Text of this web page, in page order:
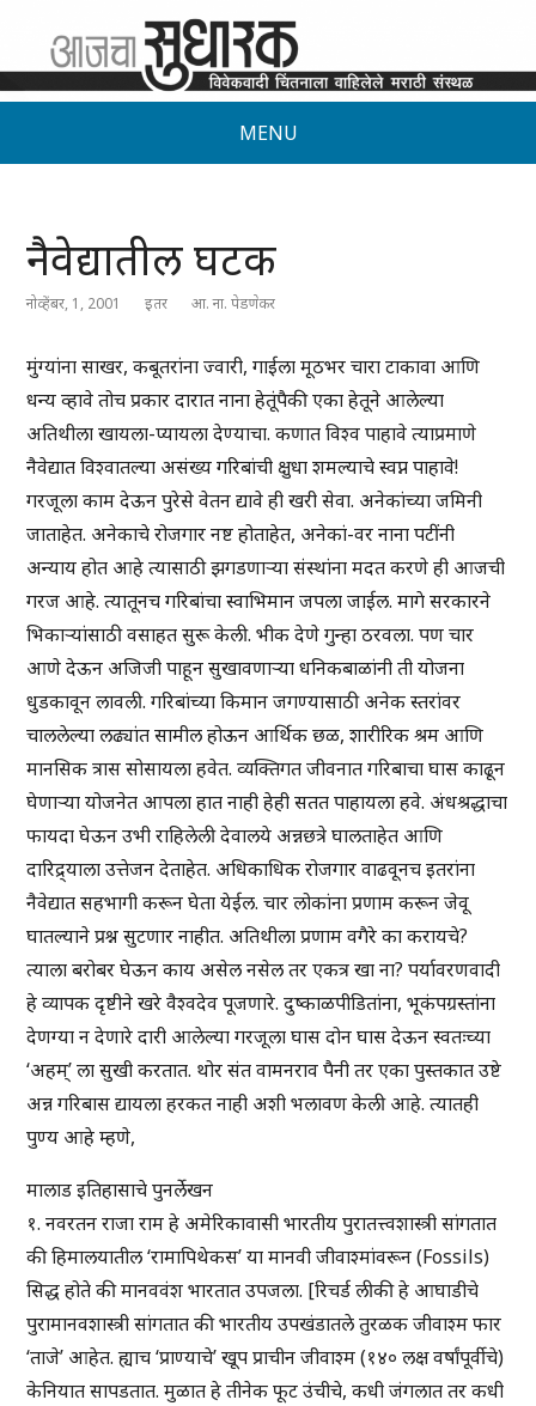
MENU
नैवेद्यातील घटक
नोव्हेंबर, 1, 2001 इतर आ. ना. पेडणेकर
मुंग्यांना साखर, कबूतरांना ज्वारी, गाईला मूठभर चारा टाकावा आणि
धन्य व्हावे तोच प्रकार दारात नाना हेतूंपैकी एका हेतूने आलेल्या
अतिथीला खायला-प्यायला देण्याचा. कणात विश्व पाहावे त्याप्रमाणे
नैवेद्यात विश्वातल्या असंख्य गरिबांची क्षुधा शमल्याचे स्वप्न पाहावे!
गरजूला काम देऊन पुरेसे वेतन द्यावे ही खरी सेवा. अनेकांच्या जमिनी
जाताहेत. अनेकाचे रोजगार नष्ट होताहेत, अनेकां-वर नाना पटींनी
अन्याय होत आहे त्यासाठी झगडणाऱ्या संस्थांना मदत करणे ही आजची
गरज आहे. त्यातूनच गरिबांचा स्वाभिमान जपला जाईल. मागे सरकारने
भिकाऱ्यांसाठी वसाहत सुरू केली. भीक देणे गुन्हा ठरवला. पण चार
आणे देऊन अजिजी पाहून सुखावणाऱ्या धनिकबाळांनी ती योजना
धुडकावून लावली. गरिबांच्या किमान जगण्यासाठी अनेक स्तरांवर
चाललेल्या लढ्यांत सामील होऊन आर्थिक छळ, शारीरिक श्रम आणि
मानसिक त्रास सोसायला हवेत. व्यक्तिगत जीवनात गरिबाचा घास काढून
घेणाऱ्या योजनेत आपला हात नाही हेही सतत पाहायला हवे. अंधश्रद्धाचा
फायदा घेऊन उभी राहिलेली देवालये अन्नछत्रे घालताहेत आणि
दारिद्र्याला उत्तेजन देताहेत. अधिकाधिक रोजगार वाढवूनच इतरांना
नैवेद्यात सहभागी करून घेता येईल. चार लोकांना प्रणाम करून जेवू
घातल्याने प्रश्न सुटणार नाहीत. अतिथीला प्रणाम वगैरे का करायचे?
त्याला बरोबर घेऊन काय असेल नसेल तर एकत्र खा ना? पर्यावरणवादी
हे व्यापक दृष्टीने खरे वैश्वदेव पूजणारे. दुष्काळपीडितांना, भूकंपग्रस्तांना
देणग्या न देणारे दारी आलेल्या गरजूला घास दोन घास देऊन स्वतःच्या
‘अहम्’ ला सुखी करतात. थोर संत वामनराव पैनी तर एका पुस्तकात उष्टे
अन्न गरिबास द्यायला हरकत नाही अशी भलावण केली आहे. त्यातही
पुण्य आहे म्हणे,
मालाड इतिहासाचे पुनर्लेखन
१. नवरतन राजा राम हे अमेरिकावासी भारतीय पुरातत्त्वशास्त्री सांगतात
की हिमालयातील ‘रामापिथेकस’ या मानवी जीवाश्मांवरून (Fossils)
सिद्ध होते की मानववंश भारतात उपजला. [रिचर्ड लीकी हे आघाडीचे
पुरामानवशास्त्री सांगतात की भारतीय उपखंडातले तुरळक जीवाश्म फार
‘ताजे’ आहेत. ह्याच ‘प्राण्याचे’ खूप प्राचीन जीवाश्म (१४० लक्ष वर्षांपूर्वीचे)
केनियात सापडतात. मुळात हे तीनेक फूट उंचीचे, कधी जंगलात तर कधी